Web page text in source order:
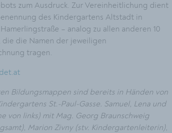
zum Ausdruck. Zur Vereinheitlichung dient
des Kindergartens Altstadt in
– analog zu allen anderen 10
die die Namen der jeweiligen
tragen.
Bildungsmappen sind bereits in Händen von
St.-Paul-Gasse. Samuel, Lena und
von links) mit Mag. Georg Braunschweig
Marion Zivny (stv. Kindergartenleiterin),